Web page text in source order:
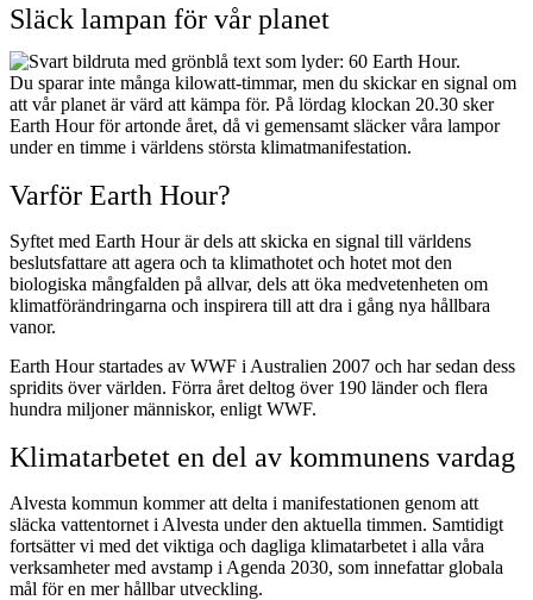
Släck lampan för vår planet
Du sparar inte många kilowatt-timmar, men du skickar en signal om
att vår planet är värd att kämpa för. På lördag klockan 20.30 sker
Earth Hour för artonde året, då vi gemensamt släcker våra lampor
under en timme i världens största klimatmanifestation.
Varför Earth Hour?
Syftet med Earth Hour är dels att skicka en signal till världens
beslutsfattare att agera och ta klimathotet och hotet mot den
biologiska mångfalden på allvar, dels att öka medvetenheten om
klimatförändringarna och inspirera till att dra i gång nya hållbara
vanor.
Earth Hour startades av WWF i Australien 2007 och har sedan dess
spridits över världen. Förra året deltog över 190 länder och flera
hundra miljoner människor, enligt WWF.
Klimatarbetet en del av kommunens vardag
Alvesta kommun kommer att delta i manifestationen genom att
släcka vattentornet i Alvesta under den aktuella timmen. Samtidigt
fortsätter vi med det viktiga och dagliga klimatarbetet i alla våra
verksamheter med avstamp i Agenda 2030, som innefattar globala
mål för en mer hållbar utveckling.